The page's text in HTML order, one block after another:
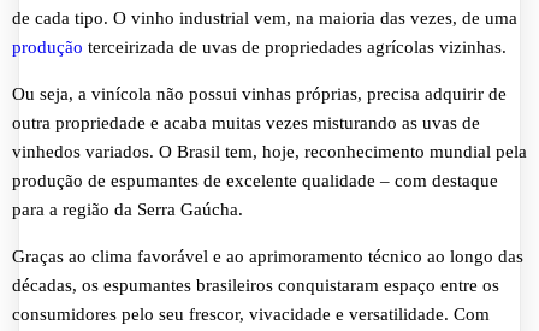
de cada tipo. O vinho industrial vem, na maioria das vezes, de uma
produção terceirizada de uvas de propriedades agrícolas vizinhas.
Ou seja, a vinícola não possui vinhas próprias, precisa adquirir de
outra propriedade e acaba muitas vezes misturando as uvas de
vinhedos variados. O Brasil tem, hoje, reconhecimento mundial pela
produção de espumantes de excelente qualidade – com destaque
para a região da Serra Gaúcha.
Graças ao clima favorável e ao aprimoramento técnico ao longo das
décadas, os espumantes brasileiros conquistaram espaço entre os
consumidores pelo seu frescor, vivacidade e versatilidade. Com